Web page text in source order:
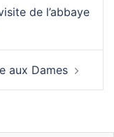
de l’abbaye
aux Dames